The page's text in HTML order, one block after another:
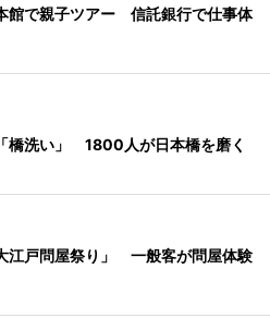
館で親子ツアー 信託銀行で仕事体
橋洗い」 1800人が日本橋を磨く
江戸問屋祭り」 一般客が問屋体験